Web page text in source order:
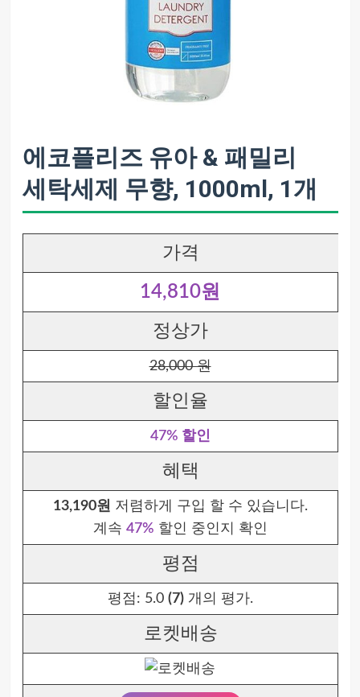
에코플리즈 유아 & 패밀리
세탁세제 무향, 1000ml, 1개
가격
14,810원
정상가
28,000 원
할인율
47% 할인
혜택
13,190원 저렴하게 구입 할 수 있습니다.
계속 47% 할인 중인지 확인
평점
평점: 5.0 (7)개의 평가.
로켓배송